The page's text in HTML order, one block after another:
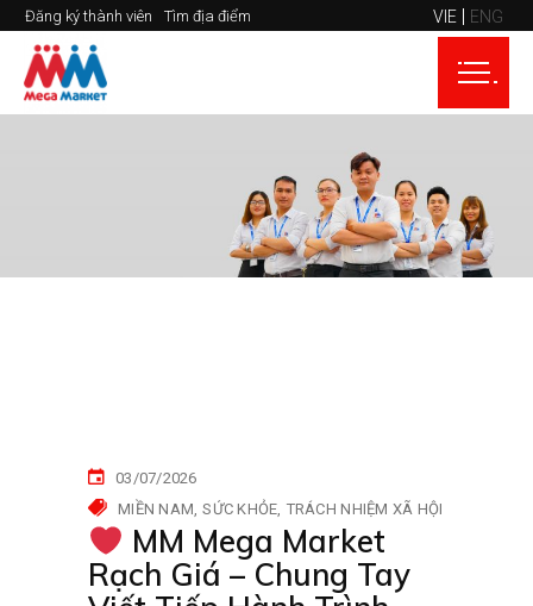
Đăng ký thành viên Tìm địa điểm VIE ENG
03/07/2026
MIỀN NAM SỨC KHỎE TRÁCH NHIỆM XÃ HỘI
MM Mega Market
Rạch Giá – Chung Tay